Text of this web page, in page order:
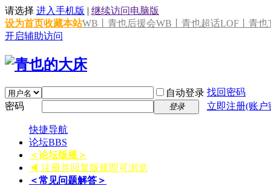
请选择 进入手机版 | 继续访问电脑版
设为首页收藏本站WB丨青也后援会WB丨青也超话LOF丨青也
开启辅助访问
自动登录 找回密码
密码
登录 立即注册(账
快捷导航
论坛BBS
＜论坛版规＞
◀ 注册并回复版规即可浏览
＜常见问题解答＞